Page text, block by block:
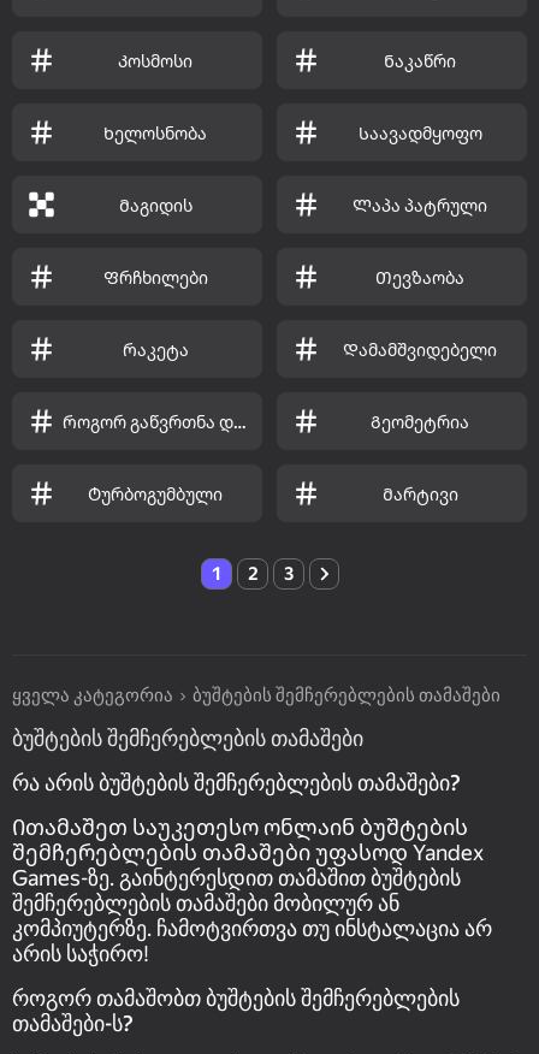
Კოსმოსი Ნაკაწრი
Ხელოსნობა Საავადმყოფო
Მაგიდის Ლაპა პატრული
Ფრჩხილები Თევზაობა
Რაკეტა Დამამშვიდებელი
Როგორ გაწვრთნა დრაკონი Გეომეტრია
Ტურბოგუმბული Მარტივი
1 2 3
ყველა კატეგორია ბუშტების შემჩერებლების თამაშები
ბუშტების შემჩერებლების თამაშები
რა არის ბუშტების შემჩერებლების თამაშები?
Ითამაშეთ საუკეთესო ონლაინ ბუშტების
შემჩერებლების თამაშები უფასოდ Yandex
Games-ზე. გაინტერესდით თამაშით ბუშტების
შემჩერებლების თამაშები მობილურ ან
კომპიუტერზე. ჩამოტვირთვა თუ ინსტალაცია არ
არის საჭირო!
როგორ თამაშობთ ბუშტების შემჩერებლების
თამაშები-ს?